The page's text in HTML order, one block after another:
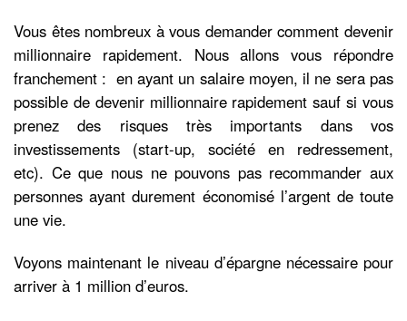
Vous êtes nombreux à vous demander comment devenir
millionnaire rapidement. Nous allons vous répondre
franchement : en ayant un salaire moyen, il ne sera pas
possible de devenir millionnaire rapidement sauf si vous
prenez des risques très importants dans vos
investissements (start-up, société en redressement,
etc). Ce que nous ne pouvons pas recommander aux
personnes ayant durement économisé l’argent de toute
une vie.
Voyons maintenant le niveau d’épargne nécessaire pour
arriver à 1 million d’euros.